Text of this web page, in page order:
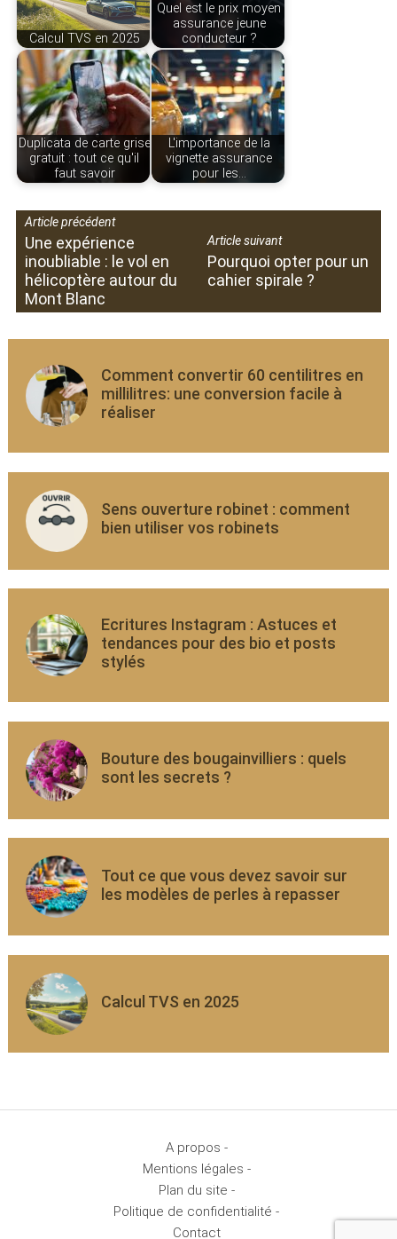
Calcul TVS en 2025
Quel est le prix moyen
assurance jeune
conducteur ?
Duplicata de carte grise
gratuit : tout ce qu'il
faut savoir
L'importance de la
vignette assurance
pour les…
Article précédent
Une expérience
inoubliable : le vol en
hélicoptère autour du
Mont Blanc
Article suivant
Pourquoi opter pour un
cahier spirale ?
Comment convertir 60 centilitres en
millilitres: une conversion facile à
réaliser
Sens ouverture robinet : comment
bien utiliser vos robinets
Ecritures Instagram : Astuces et
tendances pour des bio et posts
stylés
Bouture des bougainvilliers : quels
sont les secrets ?
Tout ce que vous devez savoir sur
les modèles de perles à repasser
Calcul TVS en 2025
A propos -
Mentions légales -
Plan du site -
Politique de confidentialité -
Contact